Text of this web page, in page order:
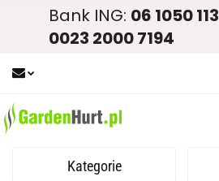
Bank ING: 06 1050
0023 2000 7194
Kategorie